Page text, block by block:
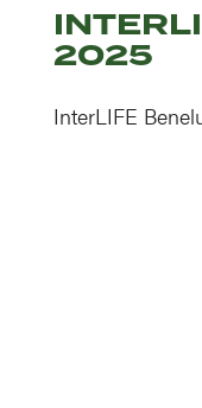
2025
InterLIFE